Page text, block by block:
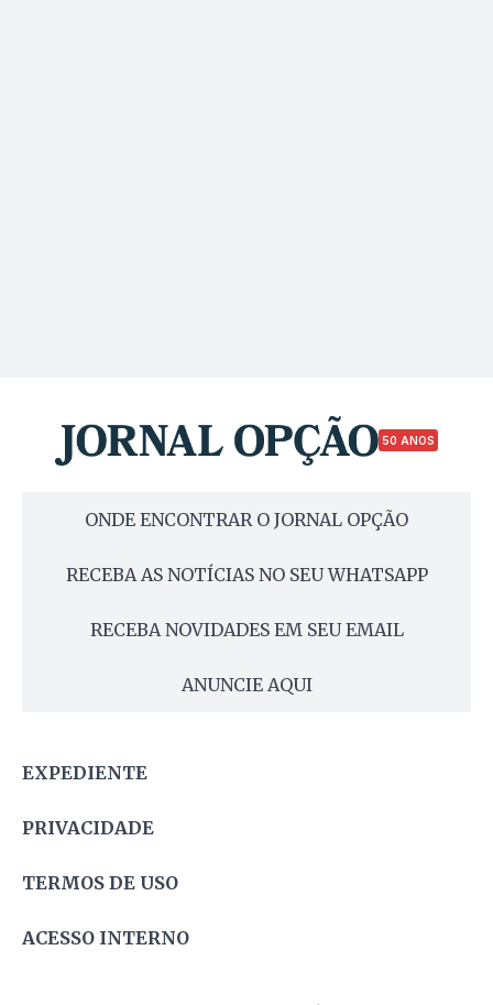
50 ANOS
ONDE ENCONTRAR O JORNAL OPÇÃO
RECEBA AS NOTÍCIAS NO SEU WHATSAPP
RECEBA NOVIDADES EM SEU EMAIL
ANUNCIE AQUI
EXPEDIENTE
PRIVACIDADE
TERMOS DE USO
ACESSO INTERNO